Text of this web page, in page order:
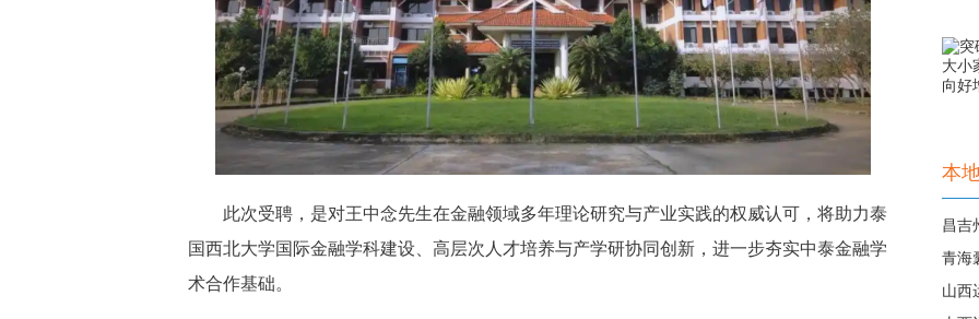
此次受聘，是对王中念先生在金融领域多年理论研究与产业实践的权威认可，将助力泰
国西北大学国际金融学科建设、高层次人才培养与产学研协同创新，进一步夯实中泰金融学
术合作基础。
本
昌吉
青海
山西